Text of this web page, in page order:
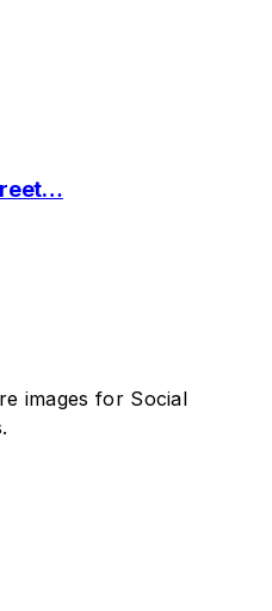
images for Social